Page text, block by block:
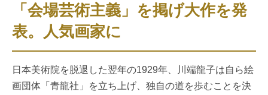
「会場芸術主義」を掲げ大作を発
表。人気画家に
日本美術院を脱退した翌年の1929年、川端龍子は自ら絵
画団体「青龍社」を立ち上げ、独自の道を歩むことを決